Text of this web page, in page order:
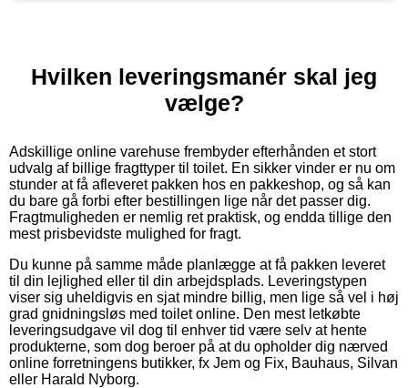
Hvilken leveringsmanér skal jeg
vælge?
Adskillige online varehuse frembyder efterhånden et stort
udvalg af billige fragttyper til toilet. En sikker vinder er nu om
stunder at få afleveret pakken hos en pakkeshop, og så kan
du bare gå forbi efter bestillingen lige når det passer dig.
Fragtmuligheden er nemlig ret praktisk, og endda tillige den
mest prisbevidste mulighed for fragt.
Du kunne på samme måde planlægge at få pakken leveret
til din lejlighed eller til din arbejdsplads. Leveringstypen
viser sig uheldigvis en sjat mindre billig, men lige så vel i høj
grad gnidningsløs med toilet online. Den mest letkøbte
leveringsudgave vil dog til enhver tid være selv at hente
produkterne, som dog beroer på at du opholder dig nærved
online forretningens butikker, fx Jem og Fix, Bauhaus, Silvan
eller Harald Nyborg.